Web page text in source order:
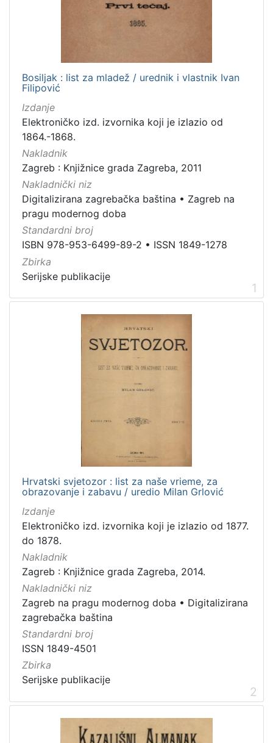
Jezik
hrvatski
Mjesto
izdanja
Zagreb
Digitalizirana zagrebačka baština
Zagreb na pragu modernog doba
Zagreb i Prvi svjetski rat
Prava
Javno dobro
Vrsta
građe
časopis
serijska građa
2
Bosiljak : list za mladež / urednik i vlastnik Ivan
Filipović
Izdanje
Elektroničko izd. izvornika koji je izlazio od
1864.-1868.
Nakladnik
Zagreb : Knjižnice grada Zagreba, 2011
Nakladnički niz
Digitalizirana zagrebačka baština • Zagreb na
pragu modernog doba
Standardni broj
ISBN 978-953-6499-89-2 • ISSN 1849-1278
Zbirka
Serijske publikacije
1
Hrvatski svjetozor : list za naše vrieme, za
obrazovanje i zabavu / uredio Milan Grlović
Izdanje
Elektroničko izd. izvornika koji je izlazio od 1877.
do 1878.
Nakladnik
Zagreb : Knjižnice grada Zagreba, 2014.
Nakladnički niz
Zagreb na pragu modernog doba • Digitalizirana
zagrebačka baština
Standardni broj
ISSN 1849-4501
Zbirka
Serijske publikacije
2